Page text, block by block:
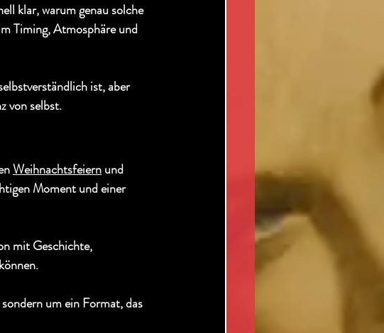
klar, warum genau solche
Timing, Atmosphäre und
ist, aber
von selbst.
Weihnachtsfeiern und
Moment und einer
mit Geschichte,
um ein Format, das